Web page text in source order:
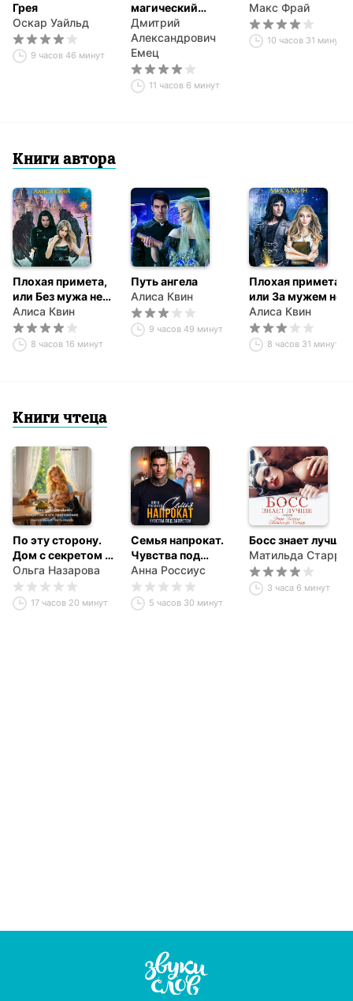
Грея
Оскар Уайльд
9 часов 46 минут
магический
контрабас
Дмитрий
Александрович
Емец
11 часов 6 минут
Макс Фрай
10 часов 31 минута
Книги автора
Плохая примета,
или Без мужа не
пропасть
Алиса Квин
8 часов 16 минут
Путь ангела
Алиса Квин
9 часов 49 минут
Плохая примета,
или За мужем не
пропасть
Алиса Квин
8 часов 31 минута
Книги чтеца
По эту сторону.
Дом с секретом и
его притяжение.
Часть первая
Ольга Назарова
17 часов 20 минут
Семья напрокат.
Чувства под
запретом
Анна Россиус
5 часов 30 минут
Босс знает лучше
Матильда Старр
3 часа 6 минут